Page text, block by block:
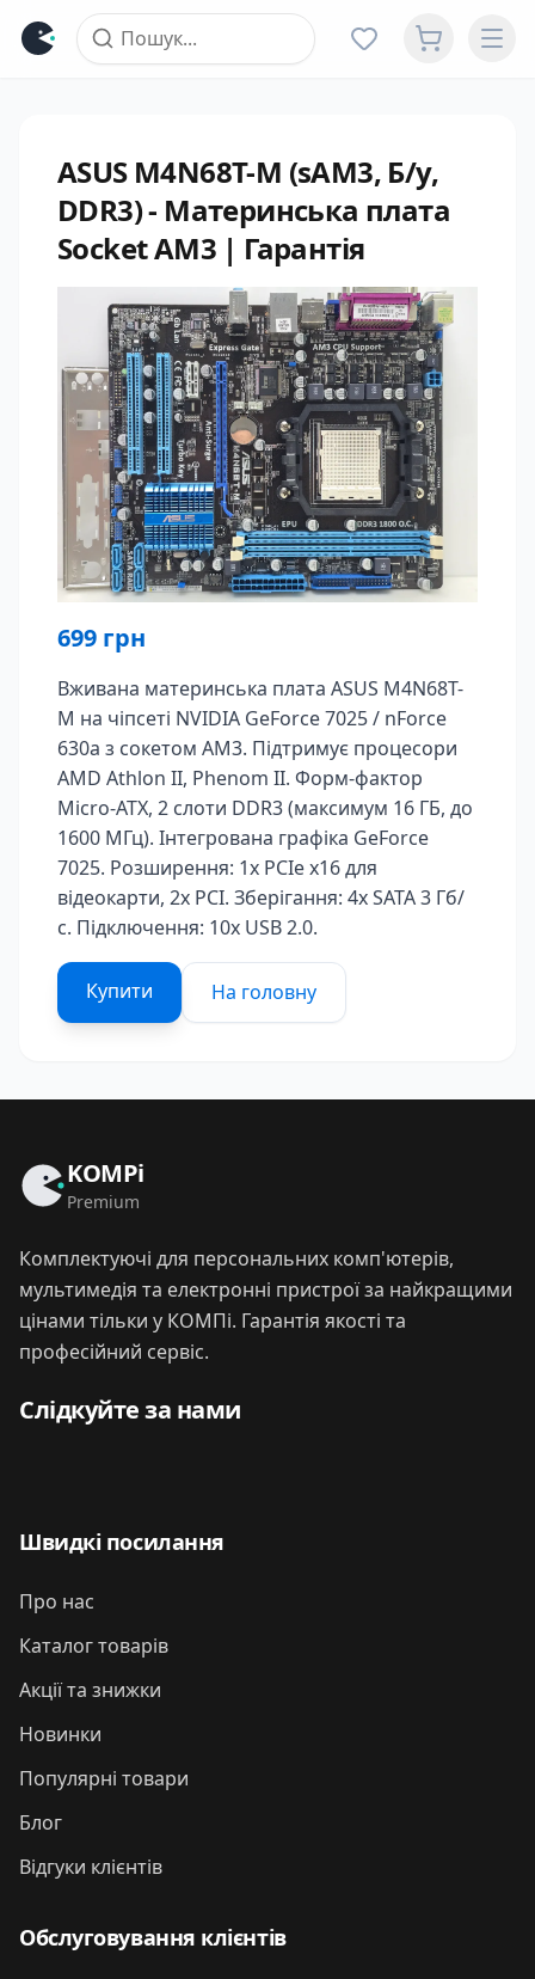
ASUS M4N68T-M (sAM3, Б/у,
DDR3) - Материнська плата
Socket AM3 | Гарантія
699 грн
Вживана материнська плата ASUS M4N68T-
M на чіпсеті NVIDIA GeForce 7025 / nForce
630a з сокетом AM3. Підтримує процесори
AMD Athlon II, Phenom II. Форм-фактор
Micro-ATX, 2 слоти DDR3 (максимум 16 ГБ, до
1600 МГц). Інтегрована графіка GeForce
7025. Розширення: 1x PCIe x16 для
відеокарти, 2x PCI. Зберігання: 4x SATA 3 Гб/
с. Підключення: 10x USB 2.0.
Купити На головну
KOMPi
Premium
Комплектуючі для персональних комп'ютерів,
мультимедія та електронні пристрої за найкращими
цінами тільки у КОМПі. Гарантія якості та
професійний сервіс.
Слідкуйте за нами
Швидкі посилання
Про нас
Каталог товарів
Акції та знижки
Новинки
Популярні товари
Блог
Відгуки клієнтів
Обслуговування клієнтів